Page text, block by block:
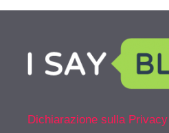
Dichiarazione sulla